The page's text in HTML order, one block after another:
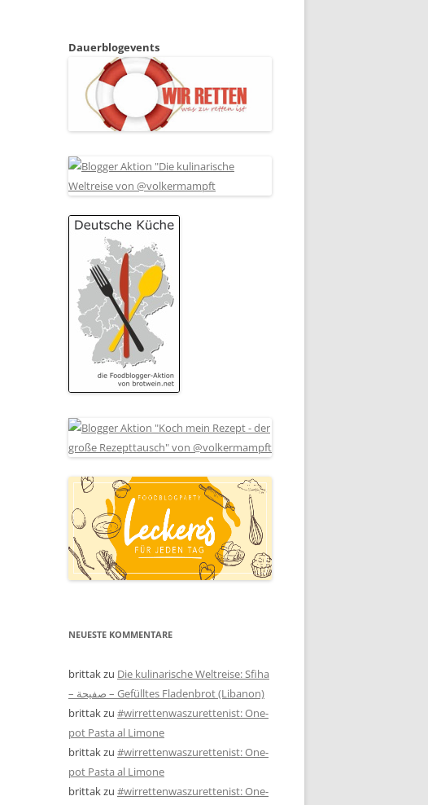
Dauerblogevents
NEUESTE KOMMENTARE
brittakzu Die kulinarische Weltreise: Sfiha
– صفيحة – Gefülltes Fladenbrot (Libanon)
brittakzu #wirrettenwaszurettenist: One-
pot Pasta al Limone
brittakzu #wirrettenwaszurettenist: One-
pot Pasta al Limone
brittakzu #wirrettenwaszurettenist: One-